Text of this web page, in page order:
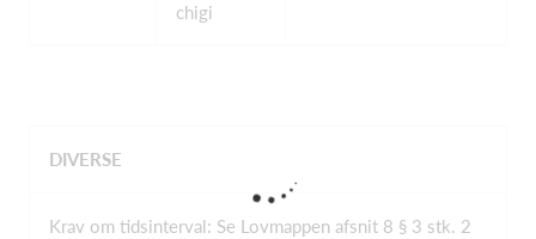
chigi
DIVERSE
Krav om tidsinterval: Se Lovmappen afsnit 8 § 3 stk. 2